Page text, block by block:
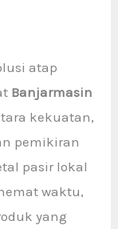
atap
Banjarmasin
kekuatan,
pemikiran
pasir lokal
waktu,
yang